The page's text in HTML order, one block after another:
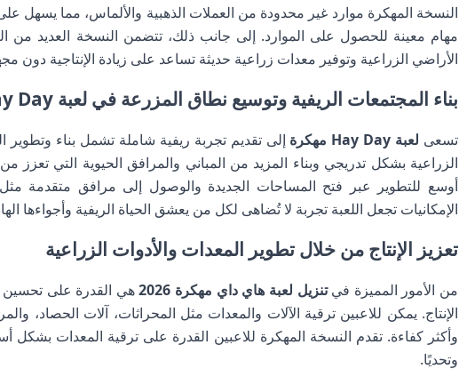
النسخة المهكرة موارد غير محدودة من العملات الذهبية والألماس، مما يسهل
مهام معينة للحصول على الموارد. إلى جانب ذلك، تتضمن النسخة العديد من
الأراضي الزراعية وتوفير معدات زراعية حديثة تساعد على زيادة الإنتاجية دون
بناء المجتمعات الريفية وتوسيع نطاق المزرعة في لعبة Hay Day مهكرة
تسعى لعبة Hay Day مهكرة
إلى تقديم تجربة ريفية شاملة تشمل بناء
الزراعية بشكل تدريجي وبناء المزيد من المباني والمرافق الحيوية التي تعزز
أوسع للتطوير عبر فتح المساحات الجديدة والوصول إلى مرافق متقدمة
الإمكانيات تجعل اللعبة تجربة لا تُضاهى لكل من يعشق الحياة الريفية وأجواءها
تعزيز الإنتاج من خلال تطوير المعدات والأدوات الزراعية
من الأمور المميزة فيتنزيل لعبة هاي داي مهكرة 2026
هي القدرة على تحسين
الإنتاج. يمكن للاعبين ترقية الآلات والمعدات مثل المحراثات، آلات الحصاد،
وأكثر كفاءة. تقدم النسخة المهكرة للاعبين القدرة على ترقية المعدات بشكل
وتحديًا.